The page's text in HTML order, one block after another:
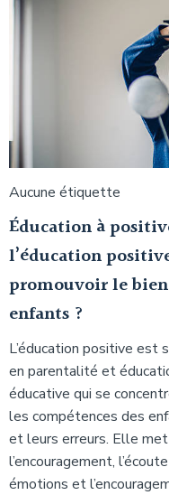
Aucune étiquette
Éducation à
l’éducation
promouvoir le
enfants ?
L’éducation positive est
en parentalité et
éducative qui se
les compétences des
et leurs erreurs. Elle met
l’encouragement,
émotions et